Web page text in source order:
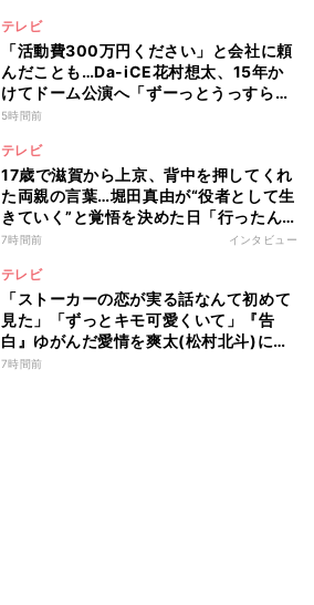
テレビ
「活動費300万円ください」と会社に頼
んだことも…Da-iCE花村想太、15年か
けてドーム公演へ「ずーっとうっすらや
けど右肩上がり続けられていた」
5時間前
テレビ
17歳で滋賀から上京、背中を押してくれ
た両親の言葉…堀田真由が“役者として生
きていく”と覚悟を決めた日「行ったん
やったら、もう帰られへんな」
7時間前 インタビュー
テレビ
「ストーカーの恋が実る話なんて初めて
見た」「ずっとキモ可愛くいて」『告
白』ゆがんだ愛情を爽太(松村北斗)に向
ける視聴者の声
7時間前